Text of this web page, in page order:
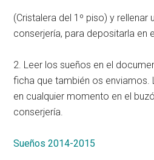
(Cristalera del 1º piso) y rellenar
conserjería, para depositarla en
2. Leer los sueños en el
ficha que también os enviamos.
en cualquier momento en el
conserjería.
Sueños 2014-2015